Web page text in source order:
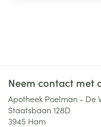
Neem contact met
Apotheek Poelman - De
Staatsbaan 128D
3945 Ham